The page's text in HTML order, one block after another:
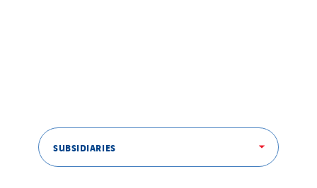
SUBSIDIARIES